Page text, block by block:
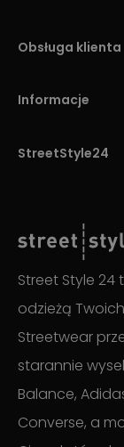
Obsługa klienta
Informacje
StreetStyle24
Street Style 24
odzieżą
Streetwear
starannie
Balance,
Converse, a